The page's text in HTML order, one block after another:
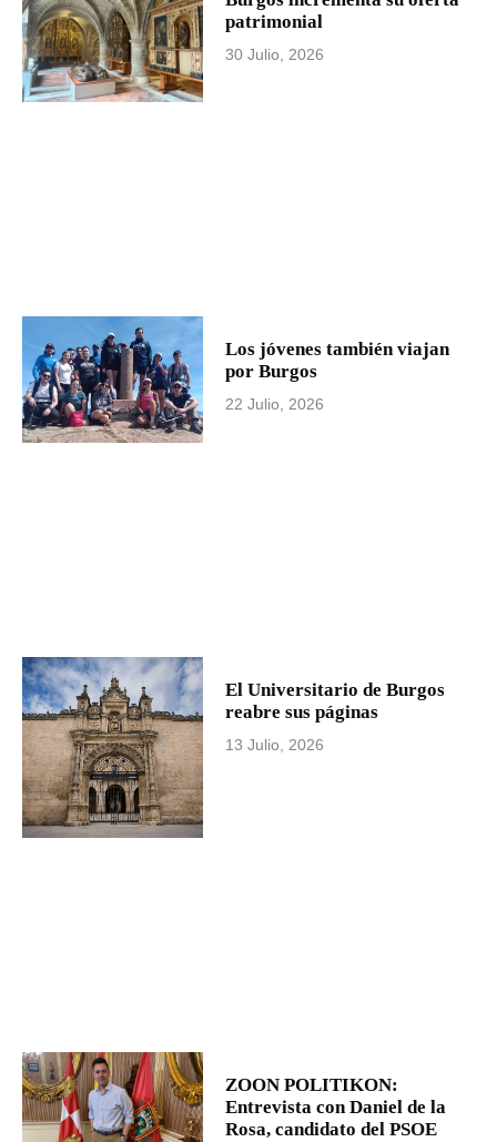
patrimonial
30 Julio, 2026
Los jóvenes también viajan
por Burgos
22 Julio, 2026
El Universitario de Burgos
reabre sus páginas
13 Julio, 2026
ZOON POLITIKON:
Entrevista con Daniel de la
Rosa, candidato del PSOE